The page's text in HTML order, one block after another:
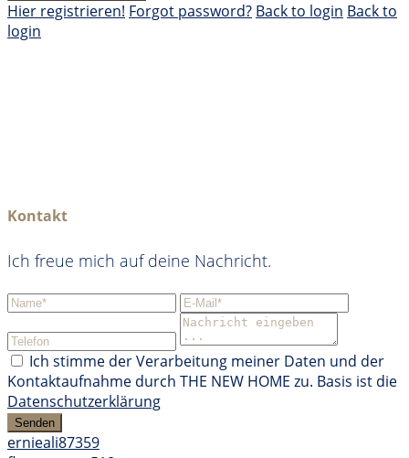
Hier registrieren! Forgot password? Back to login Back to
login
Kontakt
Ich freue mich auf deine Nachricht.
Ich stimme der Verarbeitung meiner Daten und der
Kontaktaufnahme durch THE NEW HOME zu. Basis ist die
Datenschutzerklärung
Senden
ernieali87359